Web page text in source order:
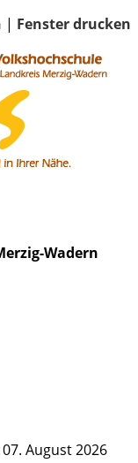
| Fenster drucken
Wadern
August 2026